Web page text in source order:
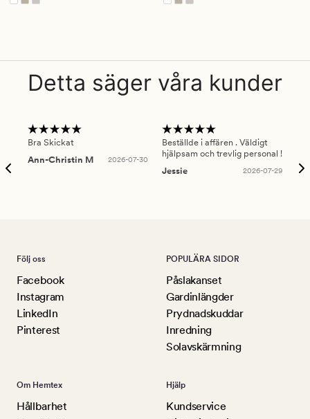
Detta säger våra kunder
Bra Skickat
Ann-Christin M
2026-07-30
Beställde i affären . Väldigt
hjälpsam och trevlig personal !
Jessie
2026-07-29
Följ oss
Facebook
Instagram
LinkedIn
Pinterest
POPULÄRA SIDOR
Påslakanset
Gardinlängder
Prydnadskuddar
Inredning
Solavskärmning
Om Hemtex
Hållbarhet
Hjälp
Kundservice